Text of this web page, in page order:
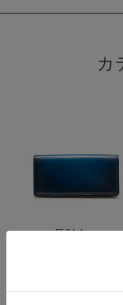
カ
長財布・
ファスナーウォレ